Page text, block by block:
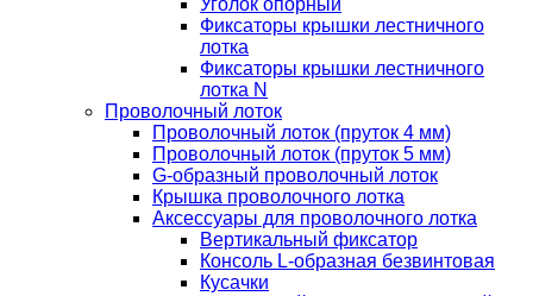
Уголок опорный
Фиксаторы крышки лестничного
лотка
Фиксаторы крышки лестничного
лотка N
Проволочный лоток
Проволочный лоток (пруток 4 мм)
Проволочный лоток (пруток 5 мм)
G-образный проволочный лоток
Крышка проволочного лотка
Аксессуары для проволочного лотка
Вертикальный фиксатор
Консоль L-образная безвинтовая
Кусачки